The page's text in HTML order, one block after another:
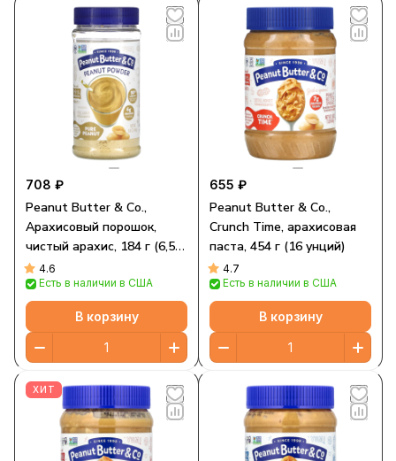
708 ₽
Peanut Butter & Co.,
Арахисовый порошок,
чистый арахис, 184 г (6,5
унции)
4.6
Есть в наличии в США
В корзину
655 ₽
Peanut Butter & Co.,
Crunch Time, арахисовая
паста, 454 г (16 унций)
4.7
Есть в наличии в США
В корзину
ХИТ